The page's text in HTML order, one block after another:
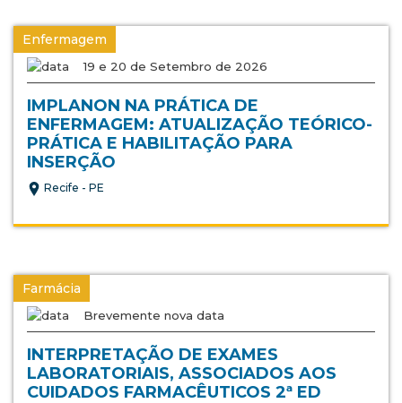
Enfermagem
19 e 20 de Setembro de 2026
IMPLANON NA PRÁTICA DE
ENFERMAGEM: ATUALIZAÇÃO TEÓRICO-
PRÁTICA E HABILITAÇÃO PARA
INSERÇÃO
Recife - PE
Farmácia
Brevemente nova data
INTERPRETAÇÃO DE EXAMES
LABORATORIAIS, ASSOCIADOS AOS
CUIDADOS FARMACÊUTICOS 2ª ED